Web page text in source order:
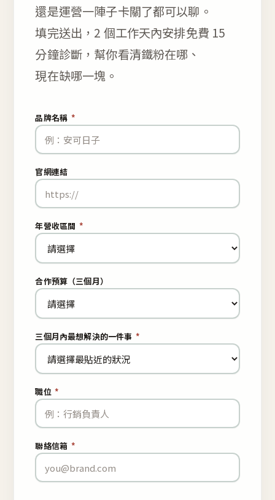
還是運營一陣子卡關了都可以聊。
填完送出，2 個工作天內安排免費 15
分鐘診斷，幫你看清鐵粉在哪、
現在缺哪一塊。
品牌名稱 *
官網連結
年營收區間 *
合作預算（三個月）
三個月內最想解決的一件事 *
職位 *
聯絡信箱 *